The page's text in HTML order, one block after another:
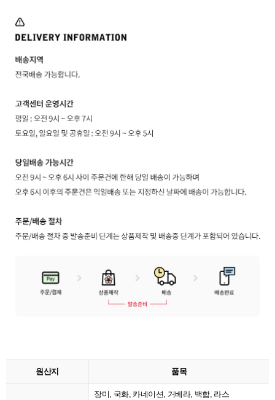
원산지 품목
장미, 국화, 카네이션, 거베라, 백합, 라스